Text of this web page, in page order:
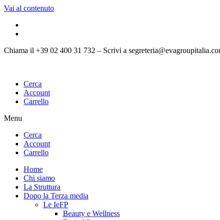
Vai al contenuto
Chiama il +39 02 400 31 732 – Scrivi a
Cerca
Account
Carrello
Menu
Cerca
Account
Carrello
Home
Chi siamo
La Struttura
Dopo la Terza media
Le IeFP
Beauty e Wellness